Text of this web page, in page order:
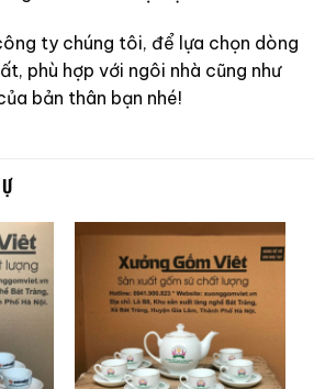
ty chúng tôi, để lựa chọn dòng
phù hợp với ngôi nhà cũng như
bản thân bạn nhé!